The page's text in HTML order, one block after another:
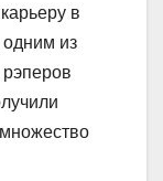
в
одним из